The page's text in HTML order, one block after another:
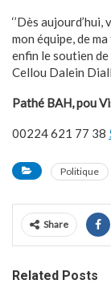
‘’Dès
mon équipe, de
enfin le soutien de
Cellou Dalein
Pathé BAH, pou
00224 621 77 38
Politique
Share
Related Posts